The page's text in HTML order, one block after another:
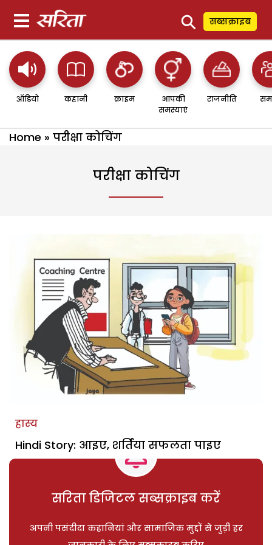
⚲ सब्सक्राइब
ऑडियो कहानी क्राइम
आपकी
समस्याएं
राजनीति
Home » परीक्षा कोचिंग
परीक्षा कोचिंग
हास्य
Hindi Story: आइए, शर्तिया सफलता पाइए
सरिता डिजिटल सब्सक्राइब करें
अपनी पसंदीदा कहानियां और सामाजिक मुद्दों से जुड़ी हर